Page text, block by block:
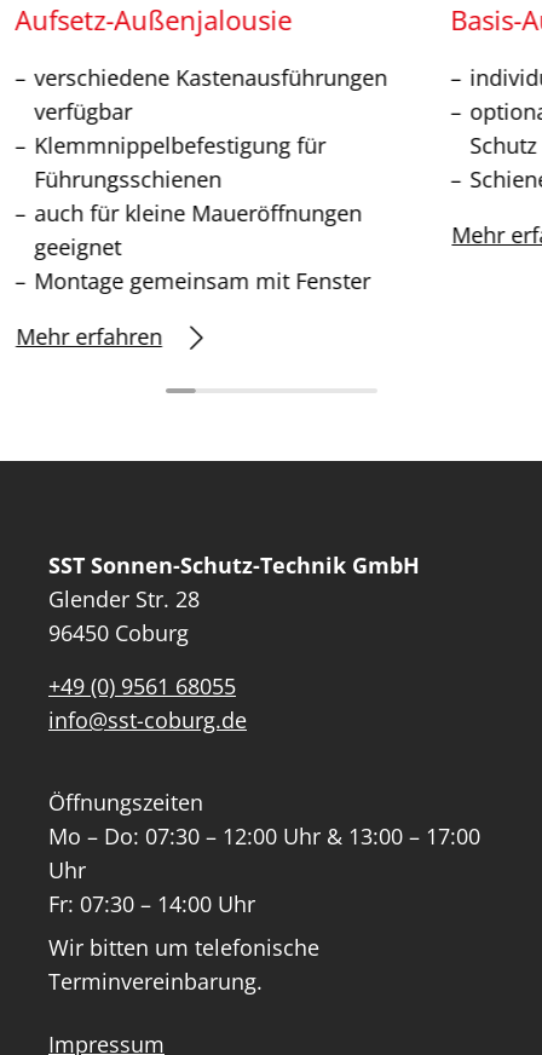
Aufsetz-Außenjalousie
verschiedene Kastenausführungen
verfügbar
Klemmnippelbefestigung für
Führungsschienen
auch für kleine Maueröffnungen
geeignet
Montage gemeinsam mit Fenster
Mehr erfahren
Basis-
Schutz
Mehr
SST Sonnen-Schutz-Technik GmbH
Glender Str. 28
96450 Coburg
+49 (0) 9561 68055
info@sst-coburg.de
Öffnungszeiten
Mo – Do: 07:30 – 12:00 Uhr & 13:00 – 17:00
Uhr
Fr: 07:30 – 14:00 Uhr
Wir bitten um telefonische
Terminvereinbarung.
Impressum